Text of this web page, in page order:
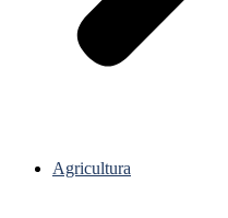
Agricultura